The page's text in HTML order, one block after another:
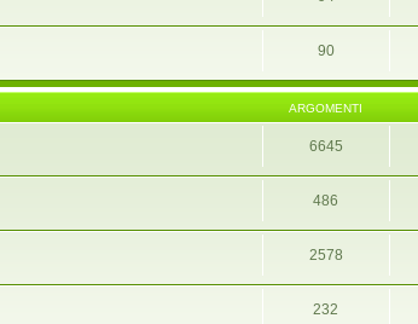
90
ARGOMENTI
6645
486
2578
232